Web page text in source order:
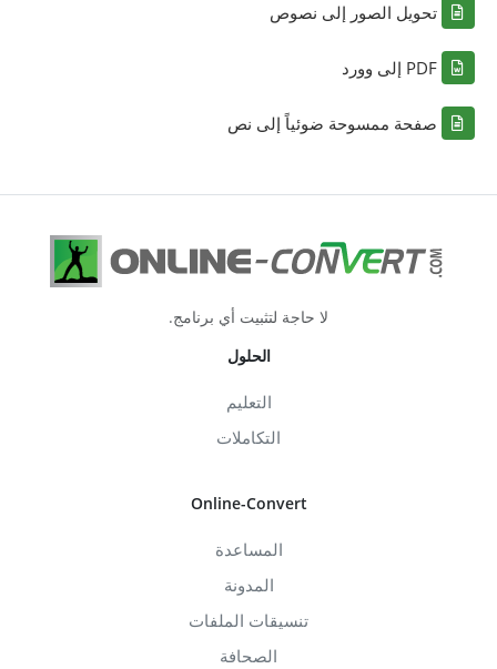
تحويل الصور إلى نصوص
PDF إلى وورد
صفحة ممسوحة ضوئياً إلى نص
لا حاجة لتثبيت أي برنامج.
الحلول
التعليم
التكاملات
Online-Convert
المساعدة
المدونة
تنسيقات الملفات
الصحافة